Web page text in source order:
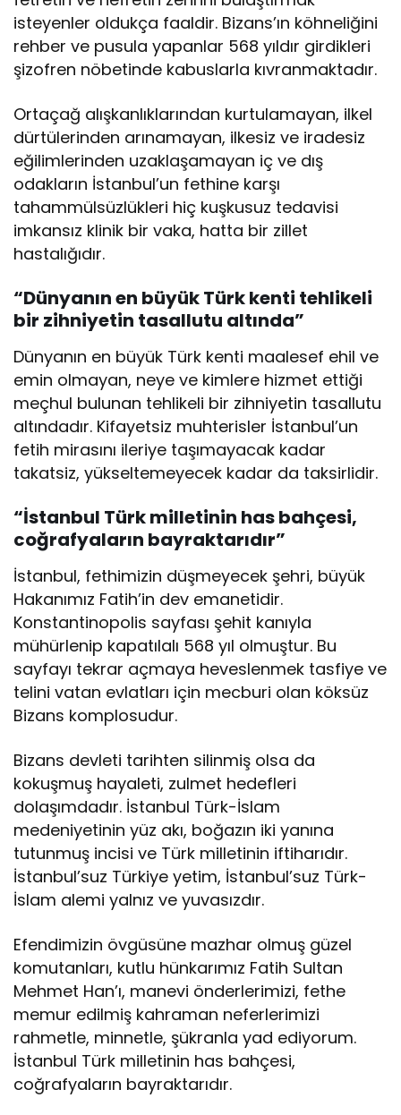
isteyenler oldukça faaldir. Bizans’ın köhneliğini
rehber ve pusula yapanlar 568 yıldır girdikleri
şizofren nöbetinde kabuslarla kıvranmaktadır.
Ortaçağ alışkanlıklarından kurtulamayan, ilkel
dürtülerinden arınamayan, ilkesiz ve iradesiz
eğilimlerinden uzaklaşamayan iç ve dış
odakların İstanbul’un fethine karşı
tahammülsüzlükleri hiç kuşkusuz tedavisi
imkansız klinik bir vaka, hatta bir zillet
hastalığıdır.
“Dünyanın en büyük Türk kenti tehlikeli
bir zihniyetin tasallutu altında”
Dünyanın en büyük Türk kenti maalesef ehil ve
emin olmayan, neye ve kimlere hizmet ettiği
meçhul bulunan tehlikeli bir zihniyetin tasallutu
altındadır. Kifayetsiz muhterisler İstanbul’un
fetih mirasını ileriye taşımayacak kadar
takatsiz, yükseltemeyecek kadar da taksirlidir.
“İstanbul Türk milletinin has bahçesi,
coğrafyaların bayraktarıdır”
İstanbul, fethimizin düşmeyecek şehri, büyük
Hakanımız Fatih’in dev emanetidir.
Konstantinopolis sayfası şehit kanıyla
mühürlenip kapatılalı 568 yıl olmuştur. Bu
sayfayı tekrar açmaya heveslenmek tasfiye ve
telini vatan evlatları için mecburi olan köksüz
Bizans komplosudur.
Bizans devleti tarihten silinmiş olsa da
kokuşmuş hayaleti, zulmet hedefleri
dolaşımdadır. İstanbul Türk-İslam
medeniyetinin yüz akı, boğazın iki yanına
tutunmuş incisi ve Türk milletinin iftiharıdır.
İstanbul’suz Türkiye yetim, İstanbul’suz Türk-
İslam alemi yalnız ve yuvasızdır.
Efendimizin övgüsüne mazhar olmuş güzel
komutanları, kutlu hünkarımız Fatih Sultan
Mehmet Han’ı, manevi önderlerimizi, fethe
memur edilmiş kahraman neferlerimizi
rahmetle, minnetle, şükranla yad ediyorum.
İstanbul Türk milletinin has bahçesi,
coğrafyaların bayraktarıdır.